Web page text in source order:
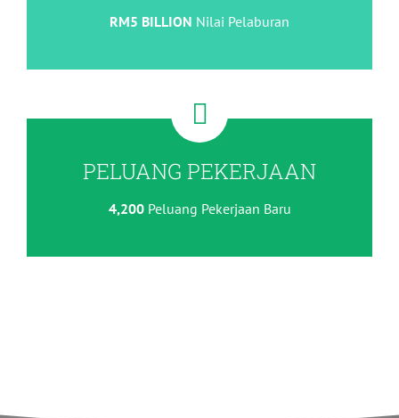
RM5 BILLION Nilai Pelaburan
PELUANG PEKERJAAN
4,200Peluang Pekerjaan Baru